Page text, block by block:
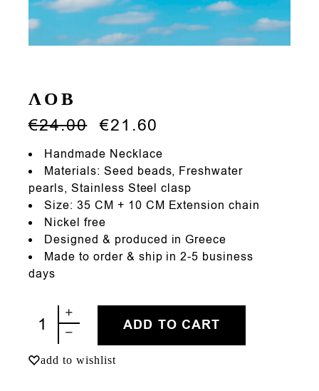
ΛΟΒ
€24.00 €21.60
Handmade Necklace
Materials: Seed beads, Freshwater
pearls, Stainless Steel clasp
Size: 35 CM + 10 CM Extension chain
Nickel free
Designed & produced in Greece
Made to order & ship in 2-5 business
days
ΛΟΒ quantity
ADD TO CART
add to wishlist